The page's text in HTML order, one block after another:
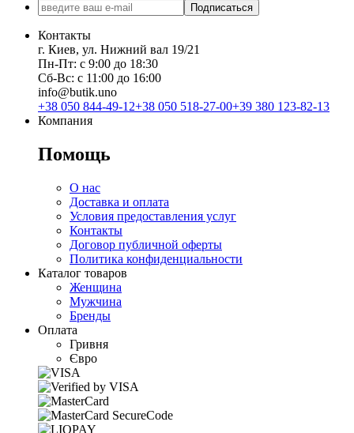
Подписаться
Контакты
г. Киев, ул. Нижний вал 19/21
Пн-Пт: с 9:00 до 18:30
Сб-Вс: с 11:00 до 16:00
info@butik.uno
+38 050 844-49-12+38 050 518-27-00+39 380 123-82-13
Компания
Помощь
О нас
Доставка и оплата
Условия предоставления услуг
Контакты
Договор публичной оферты
Политика конфиденциальности
Каталог товаров
Женщина
Мужчина
Бренды
Оплата
Гривня
Євро